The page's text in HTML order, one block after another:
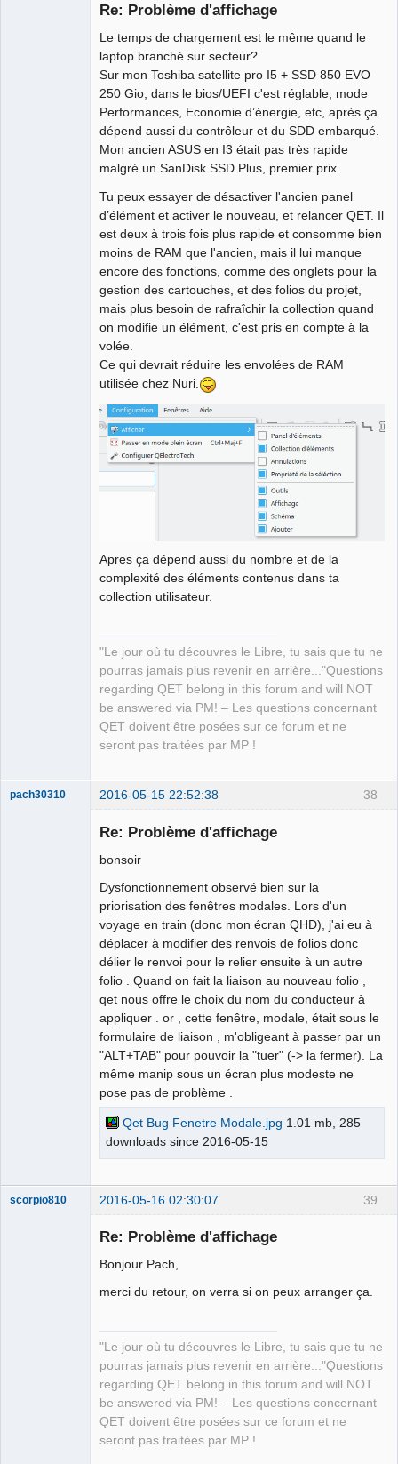
Re: Problème d'affichage
Le temps de chargement est le même quand le
laptop branché sur secteur?
Sur mon Toshiba satellite pro I5 + SSD 850 EVO
250 Gio, dans le bios/UEFI c'est réglable, mode
Performances, Economie d’énergie, etc, après ça
dépend aussi du contrôleur et du SDD embarqué.
Mon ancien ASUS en I3 était pas très rapide
malgré un SanDisk SSD Plus, premier prix.
Tu peux essayer de désactiver l'ancien panel
d’élément et activer le nouveau, et relancer QET. Il
est deux à trois fois plus rapide et consomme bien
moins de RAM que l'ancien, mais il lui manque
encore des fonctions, comme des onglets pour la
gestion des cartouches, et des folios du projet,
mais plus besoin de rafraîchir la collection quand
on modifie un élément, c'est pris en compte à la
volée.
Ce qui devrait réduire les envolées de RAM
utilisée chez Nuri.
Apres ça dépend aussi du nombre et de la
complexité des éléments contenus dans ta
collection utilisateur.
"Le jour où tu découvres le Libre, tu sais que tu ne
pourras jamais plus revenir en arrière..."Questions
regarding QET belong in this forum and will NOT
be answered via PM! – Les questions concernant
QET doivent être posées sur ce forum et ne
seront pas traitées par MP !
38
pach30310 2016-05-15 22:52:38
Re: Problème d'affichage
bonsoir
Dysfonctionnement observé bien sur la
priorisation des fenêtres modales. Lors d'un
voyage en train (donc mon écran QHD), j'ai eu à
déplacer à modifier des renvois de folios donc
délier le renvoi pour le relier ensuite à un autre
folio . Quand on fait la liaison au nouveau folio ,
qet nous offre le choix du nom du conducteur à
appliquer . or , cette fenêtre, modale, était sous le
formulaire de liaison , m'obligeant à passer par un
"ALT+TAB" pour pouvoir la "tuer" (-> la fermer). La
même manip sous un écran plus modeste ne
pose pas de problème .
Qet Bug Fenetre Modale.jpg 1.01 mb, 285
downloads since 2016-05-15
39
scorpio810 2016-05-16 02:30:07
Re: Problème d'affichage
Bonjour Pach,
merci du retour, on verra si on peux arranger ça.
"Le jour où tu découvres le Libre, tu sais que tu ne
pourras jamais plus revenir en arrière..."Questions
regarding QET belong in this forum and will NOT
be answered via PM! – Les questions concernant
QET doivent être posées sur ce forum et ne
seront pas traitées par MP !